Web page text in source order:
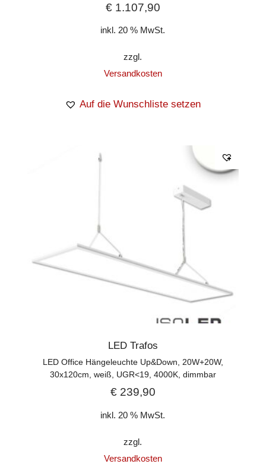
€1.107,90
inkl. 20 % MwSt.
zzgl.
Versandkosten
Auf die Wunschliste setzen
LED Trafos
LED Office Hängeleuchte Up&Down, 20W+20W,
30x120cm, weiß, UGR<19, 4000K, dimmbar
€239,90
inkl. 20 % MwSt.
zzgl.
Versandkosten